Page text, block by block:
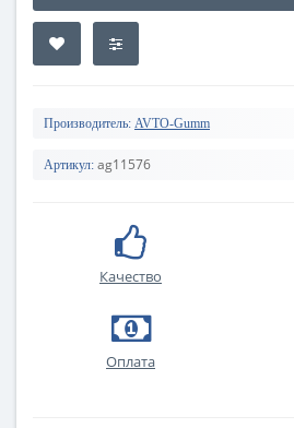
Производитель: AVTO-Gumm
Артикул: ag11576
Качество
Оплата